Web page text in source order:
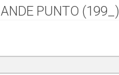
PUNTO (199_)